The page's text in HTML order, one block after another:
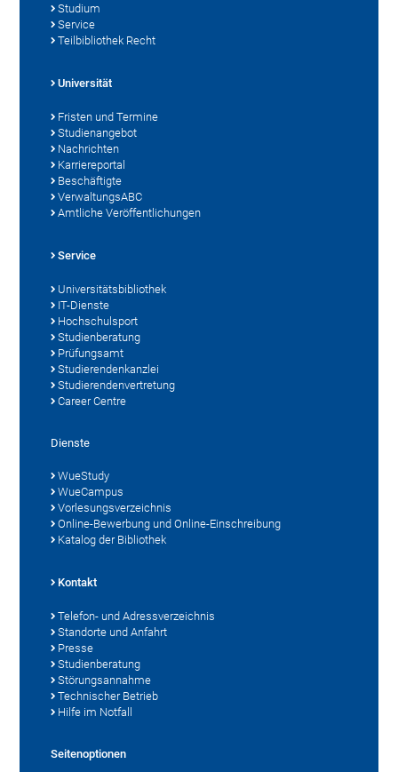
Studium
Service
Teilbibliothek Recht
Universität
Fristen und Termine
Studienangebot
Nachrichten
Karriereportal
Beschäftigte
VerwaltungsABC
Amtliche Veröffentlichungen
Service
Universitätsbibliothek
IT-Dienste
Hochschulsport
Studienberatung
Prüfungsamt
Studierendenkanzlei
Studierendenvertretung
Career Centre
Dienste
WueStudy
WueCampus
Vorlesungsverzeichnis
Online-Bewerbung und Online-Einschreibung
Katalog der Bibliothek
Kontakt
Telefon- und Adressverzeichnis
Standorte und Anfahrt
Presse
Studienberatung
Störungsannahme
Technischer Betrieb
Hilfe im Notfall
Seitenoptionen